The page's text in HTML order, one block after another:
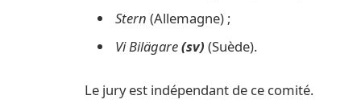
Stern (Allemagne) ;
Vi Bilägare(sv) (Suède).
Le jury est indépendant de ce comité.